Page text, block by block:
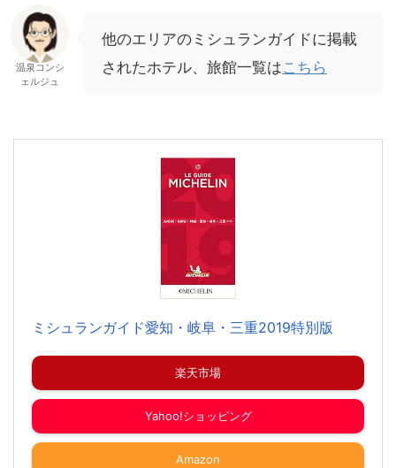
温泉コンシ
ェルジュ
他のエリアのミシュランガイドに掲載
されたホテル、旅館一覧はこちら
ミシュランガイド愛知・岐阜・三重2019特別版
楽天市場
Yahoo!ショッピング
Amazon